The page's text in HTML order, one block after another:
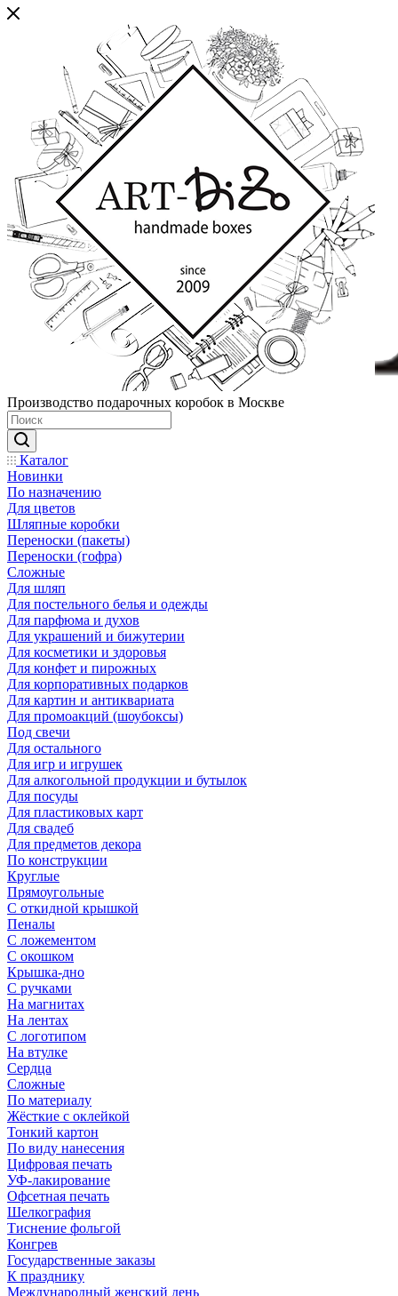
Производство подарочных коробок в Москве
Каталог
Новинки
По назначению
Для цветов
Шляпные коробки
Переноски (пакеты)
Переноски (гофра)
Сложные
Для шляп
Для постельного белья и одежды
Для парфюма и духов
Для украшений и бижутерии
Для косметики и здоровья
Для конфет и пирожных
Для корпоративных подарков
Для картин и антиквариата
Для промоакций (шоубоксы)
Под свечи
Для остального
Для игр и игрушек
Для алкогольной продукции и бутылок
Для посуды
Для пластиковых карт
Для свадеб
Для предметов декора
По конструкции
Круглые
Прямоугольные
С откидной крышкой
Пеналы
С ложементом
С окошком
Крышка-дно
С ручками
На магнитах
На лентах
С логотипом
На втулке
Сердца
Сложные
По материалу
Жёсткие с оклейкой
Тонкий картон
По виду нанесения
Цифровая печать
УФ-лакирование
Офсетная печать
Шелкография
Тиснение фольгой
Конгрев
Государственные заказы
К празднику
Международный женский день